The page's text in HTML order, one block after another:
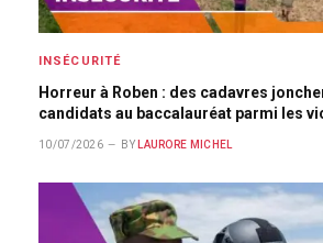
INSÉCURITÉ
Horreur à Roben : des cadavres
candidats au baccalauréat parmi les
10/07/2026 BY LAURORE MICHEL